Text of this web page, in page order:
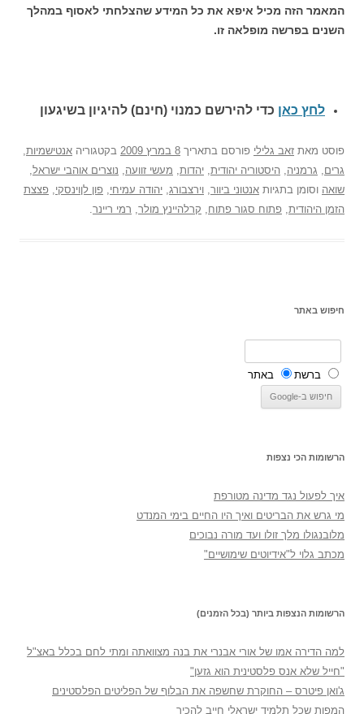
המאמר הזה מכיל איפא את כל המידע שהצלחתי לאסוף במהלך
השנים בפרשה מופלאה זו.
לחץ כאן כדי להירשם כמנוי (חינם) להיגיון בשיגעון
פוסט מאת זאב גלילי פורסם בתאריך 8 במרץ 2009 בקטגוריה אנטישמיות,
גרים, גרמניה, היסטוריה יהודית, יהדות, מעשי זוועה, נוצרים אוהבי ישראל,
שואה וסומן בתגיות אנטוני ביוור, וירצבורג, יהודה עמיחי, פון לןוינסקי, פצצת
הזמן היהודית, פתוח סגור פתוח, קרלהיינץ מולר, רמי ריינר.
חיפוש באתר
ברשת באתר
הרשומות הכי נצפות
איך לפעול נגד מדינה מטורפת
מי גרש את הבריטים ואיך היו החיים בימי המנדט
מלובנגולו מלך זולו ועד מורה נבוכים
מכתב גלוי ל"אידיוטים שימושיים"
הרשומות הנצפות ביותר (בכל הזמנים)
למה הדירה אמו של אורי אבנרי את בנה מצוואתה ומתי לחם בכלל באצ"ל
"חייל שלא אנס פלסטינית הוא גזען"
ג'ואן פיטרס – החוקרת שחשפה את הבלוף של הפליטים הפלסטינים
המפות שכל תלמיד ישראלי חייב להכיר